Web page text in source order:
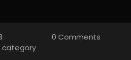
0 Comments
category